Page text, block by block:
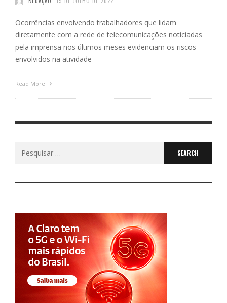
Ocorrências envolvendo trabalhadores que lidam
diretamente com a rede de telecomunicações noticiadas
pela imprensa nos últimos meses evidenciam os riscos
envolvidos na atividade
Read More